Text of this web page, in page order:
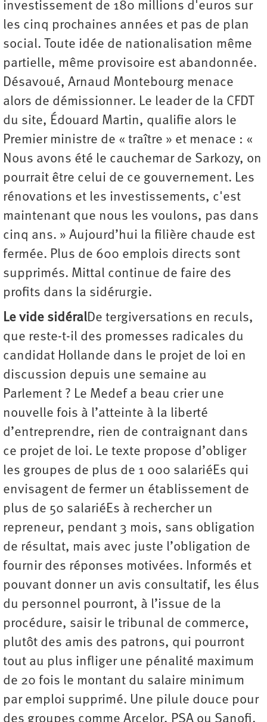
investissement de 180 millions d'euros sur
les cinq prochaines années et pas de plan
social. Toute idée de nationalisation même
partielle, même provisoire est abandonnée.
Désavoué, Arnaud Montebourg menace
alors de démissionner. Le leader de la CFDT
du site, Édouard Martin, qualifie alors le
Premier ministre de « traître » et menace : «
Nous avons été le cauchemar de Sarkozy, on
pourrait être celui de ce gouvernement. Les
rénovations et les investissements, c'est
maintenant que nous les voulons, pas dans
cinq ans. » Aujourd’hui la filière chaude est
fermée. Plus de 600 emplois directs sont
supprimés. Mittal continue de faire des
profits dans la sidérurgie.
Le vide sidéralDe tergiversations en reculs,
que reste-t-il des promesses radicales du
candidat Hollande dans le projet de loi en
discussion depuis une semaine au
Parlement ? Le Medef a beau crier une
nouvelle fois à l’atteinte à la liberté
d’entreprendre, rien de contraignant dans
ce projet de loi. Le texte propose d’obliger
les groupes de plus de 1 000 salariéEs qui
envisagent de fermer un établissement de
plus de 50 salariéEs à rechercher un
repreneur, pendant 3 mois, sans obligation
de résultat, mais avec juste l’obligation de
fournir des réponses motivées. Informés et
pouvant donner un avis consultatif, les élus
du personnel pourront, à l’issue de la
procédure, saisir le tribunal de commerce,
plutôt des amis des patrons, qui pourront
tout au plus infliger une pénalité maximum
de 20 fois le montant du salaire minimum
par emploi supprimé. Une pilule douce pour
des groupes comme Arcelor, PSA ou Sanofi.